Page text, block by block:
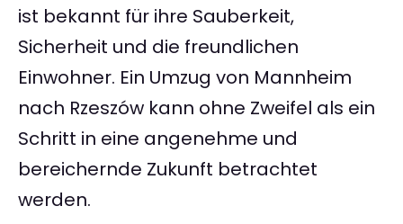
ist bekannt für ihre Sauberkeit,
Sicherheit und die freundlichen
Einwohner. Ein Umzug von Mannheim
nach Rzeszów kann ohne Zweifel als ein
Schritt in eine angenehme und
bereichernde Zukunft betrachtet
werden.